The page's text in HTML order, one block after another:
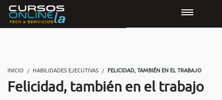
INICIO HABILIDADES EJECUTIVAS FELICIDAD, TAMBIÉN EN EL TRABAJO
Felicidad, también en el trabajo